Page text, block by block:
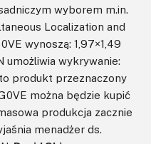
wyborem m.in.
Localization and
wynoszą: 1,97×1,49
umożliwia wykrywanie:
produkt przeznaczony
można będzie kupić
produkcja zacznie
menadżer ds.